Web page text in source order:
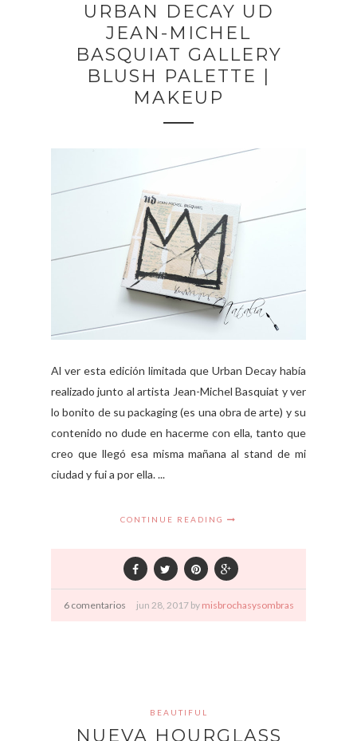
URBAN DECAY UD
JEAN-MICHEL
BASQUIAT GALLERY
BLUSH PALETTE |
MAKEUP
Al ver esta edición limitada que Urban Decay había
realizado junto al artista Jean-Michel Basquiat y ver
lo bonito de su packaging (es una obra de arte) y su
contenido no dude en hacerme con ella, tanto que
creo que llegó esa misma mañana al stand de mi
ciudad y fui a por ella. ...
CONTINUE READING
6 comentarios jun 28, 2017 by misbrochasysombras
BEAUTIFUL
NUEVA HOURGLASS